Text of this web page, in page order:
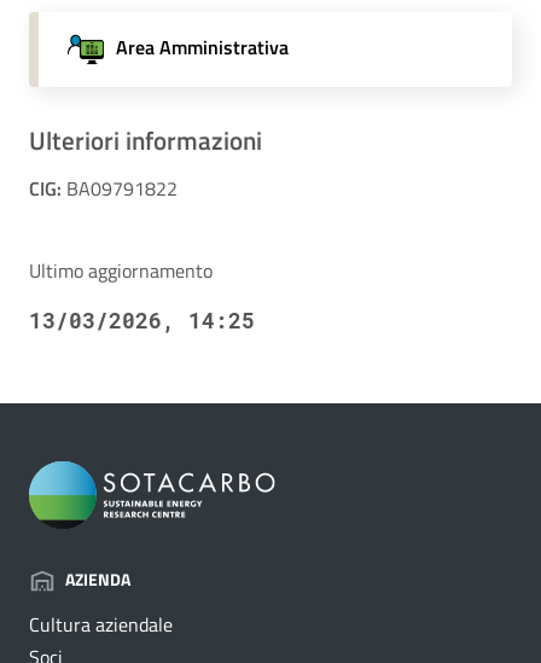
Area Amministrativa
Ulteriori informazioni
CIG: BA09791822
Ultimo aggiornamento
13/03/2026, 14:25
AZIENDA
Cultura aziendale